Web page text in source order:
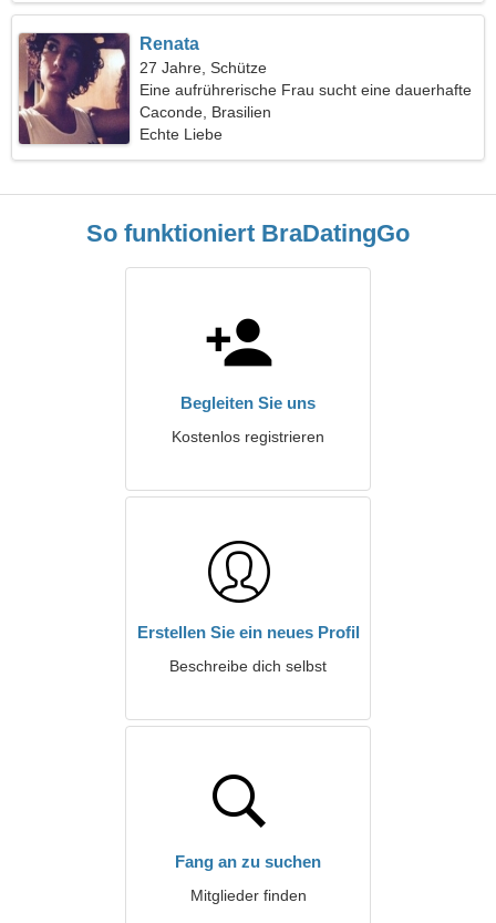
Renata
27 Jahre, Schütze
Eine aufrührerische Frau sucht eine dauerhafte
Beziehung
Caconde, Brasilien
Echte Liebe
So funktioniert BraDatingGo
Begleiten Sie uns
Kostenlos registrieren
Erstellen Sie ein neues Profil
Beschreibe dich selbst
Fang an zu suchen
Mitglieder finden